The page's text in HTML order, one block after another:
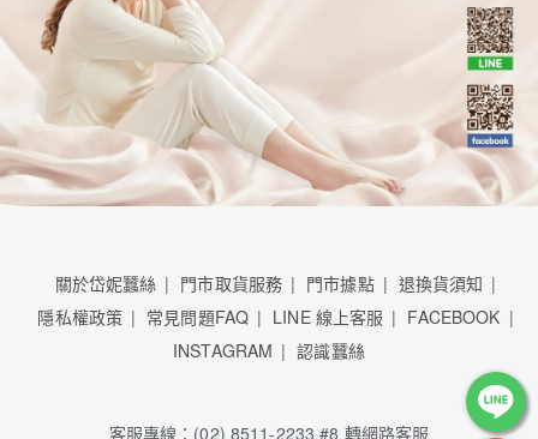
關於岱妮蠶絲 門市取貨服務 門市據點
退換貨須知
隱私權政策
常見問題FAQ LINE 線上客服
FACEBOOK
INSTAGRAM
認識蠶絲
客服專線：(02) 8511-2233 #8 轉網路客服